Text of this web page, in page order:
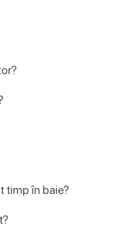
timp în baie?